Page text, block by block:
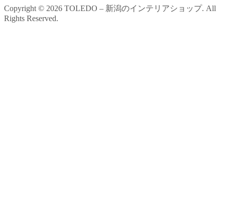
Copyright © 2026 TOLEDO – 新潟のインテリアショップ. All
Rights Reserved.